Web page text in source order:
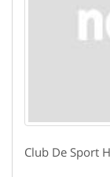
Club De Sport